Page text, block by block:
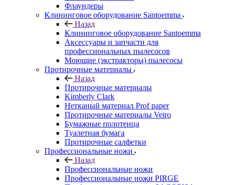
Флаундеры
Клининговое оборудование Santoemma
Назад
Клининговое оборудование Santoemma
Аксессуары и запчасти для
профессиональных пылесосов
Моющие (экстракторы) пылесосы
Протирочные материалы
Назад
Протирочные материалы
Kimberly Clark
Нетканый материал Prof paper
Протирочные материалы Veiro
Бумажные полотенца
Туалетная бумага
Протирочные салфетки
Профессиональные ножи
Назад
Профессиональные ножи
Профессиональные ножи PIRGE